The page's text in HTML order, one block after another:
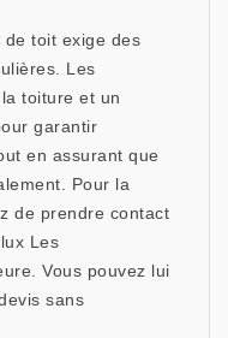
de toit exige des
Les
toiture et un
garantir
en assurant que
Pour la
de prendre contact
Les
Vous pouvez lui
sans